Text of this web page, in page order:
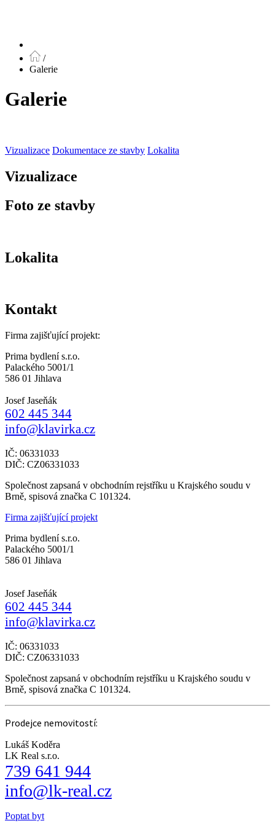
/
Galerie
Galerie
Vizualizace Dokumentace ze stavby Lokalita
Vizualizace
Foto ze stavby
Lokalita
Kontakt
Firma zajišťující projekt:
Prima bydlení s.r.o.
Palackého 5001/1
586 01 Jihlava
Josef Jaseňák
602 445 344
info@klavirka.cz
IČ: 06331033
DIČ: CZ06331033
Společnost zapsaná v obchodním rejstříku u Krajského soudu v
Brně, spisová značka C 101324.
Firma zajišťující projekt
Prima bydlení s.r.o.
Palackého 5001/1
586 01 Jihlava
Josef Jaseňák
602 445 344
info@klavirka.cz
IČ: 06331033
DIČ: CZ06331033
Společnost zapsaná v obchodním rejstříku u Krajského soudu v
Brně, spisová značka C 101324.
Prodejce nemovitostí:
Lukáš Koděra
LK Real s.r.o.
739 641 944
info@lk-real.cz
Poptat byt